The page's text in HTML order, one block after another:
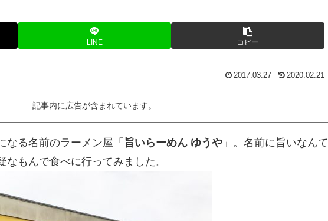
LINE コピー
2017.03.27 2020.02.21
記事内に広告が含まれています。
なる名前のラーメン屋「 旨いらーめん ゆうや 」。名前に旨いなんて
なもんで食べに行ってみました。